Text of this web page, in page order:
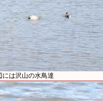
には沢山の水鳥達